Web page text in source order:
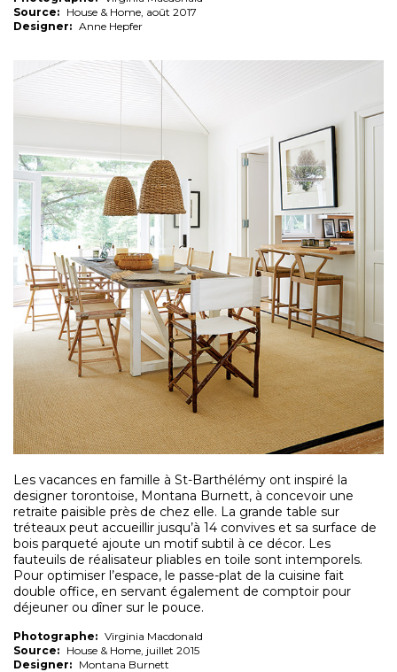
Source: House & Home, août 2017
Designer: Anne Hepfer
Les vacances en famille à St-Barthélémy ont inspiré la
designer torontoise, Montana Burnett, à concevoir une
retraite paisible près de chez elle. La grande table sur
tréteaux peut accueillir jusqu’à 14 convives et sa surface de
bois parqueté ajoute un motif subtil à ce décor. Les
fauteuils de réalisateur pliables en toile sont intemporels.
Pour optimiser l’espace, le passe-plat de la cuisine fait
double office, en servant également de comptoir pour
déjeuner ou dîner sur le pouce.
Photographe: Virginia Macdonald
Source: House & Home, juillet 2015
Designer: Montana Burnett